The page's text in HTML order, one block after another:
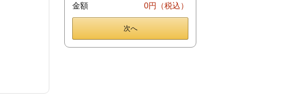
金額 0円（税込）
次へ